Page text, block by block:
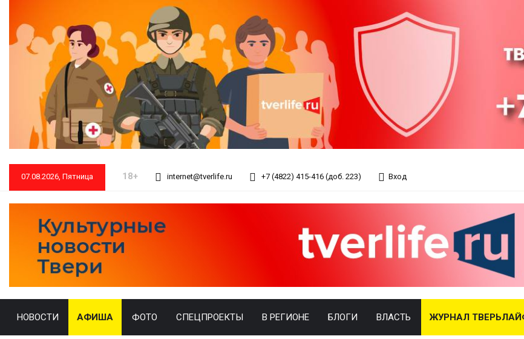
07.08.2026, Пятница 18+ internet@tverlife.ru +7 (4822) 415-416 (доб. 223) Вход
НОВОСТИ АФИША ФОТО СПЕЦПРОЕКТЫ В РЕГИОНЕ БЛОГИ ВЛАСТЬ ЖУРНАЛ